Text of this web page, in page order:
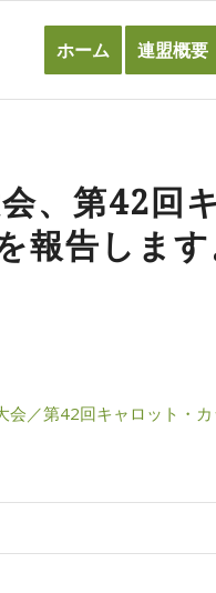
ホーム 連盟概要
、第42回
報告します
会／第42回キャロット・